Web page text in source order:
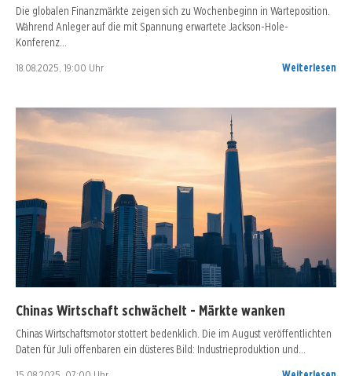
Die globalen Finanzmärkte zeigen sich zu Wochenbeginn in Warteposition.
Während Anleger auf die mit Spannung erwartete Jackson-Hole-
Konferenz…
18.08.2025, 19:00 Uhr Weiterlesen
Chinas Wirtschaft schwächelt - Märkte wanken
Chinas Wirtschaftsmotor stottert bedenklich. Die im August veröffentlichten
Daten für Juli offenbaren ein düsteres Bild: Industrieproduktion und…